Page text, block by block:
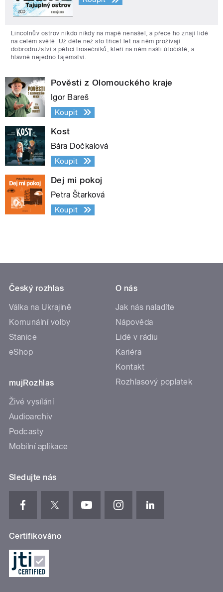
Lincolnův ostrov nikdo nikdy na mapě nenašel, a přece ho znají lidé
na celém světě. Už déle než sto třicet let na něm prožívají
dobrodružství s pěticí trosečníků, kteří na něm našli útočiště, a
hlavně nejedno tajemství.
Pověsti z Olomouckého kraje
Igor Bareš
Koupit
Kost
Bára Dočkalová
Koupit
Dej mi pokoj
Petra Štarková
Koupit
Český rozhlas
Válka na Ukrajině
Komunální volby
Stanice
eShop
mujRozhlas
Živé vysílání
Audioarchiv
Podcasty
Mobilní aplikace
O nás
Jak nás naladíte
Nápověda
Lidé v rádiu
Kariéra
Kontakt
Rozhlasový poplatek
Sledujte nás
Certifikováno